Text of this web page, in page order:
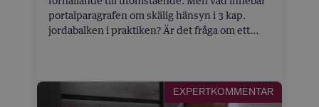
portalparagrafen om skälig hänsyn i 3 kap.
jordabalken i praktiken? Är det fråga om ett
miljöbalken? Michelle Hesselbrandt och Emma
Juhlin utforskar regelverket, med nedslag i
EXPERTKOMMENTAR